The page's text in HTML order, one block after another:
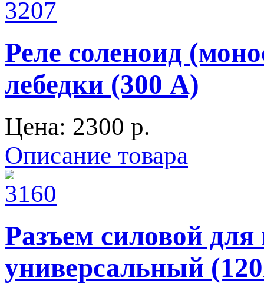
Реле соленоид
лебедки (300 А)
Цена: 2300 p.
Описание товара
Разъем силовой для
универсальный